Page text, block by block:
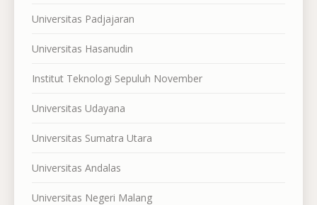
Universitas Padjajaran
Universitas Hasanudin
Institut Teknologi Sepuluh November
Universitas Udayana
Universitas Sumatra Utara
Universitas Andalas
Universitas Negeri Malang